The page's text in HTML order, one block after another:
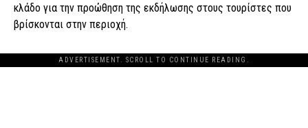
κλάδο για την προώθηση της εκδήλωσης στους τουρίστες που
βρίσκονται στην περιοχή.
ADVERTISEMENT. SCROLL TO CONTINUE READING.